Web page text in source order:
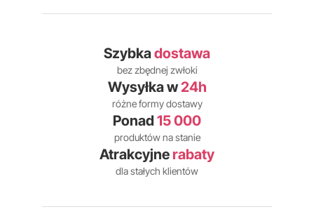
Szybkadostawa
bez zbędnej zwłoki
Wysyłka w24h
różne formy dostawy
Ponad 15 000
produktów na stanie
Atrakcyjne rabaty
dla stałych klientów